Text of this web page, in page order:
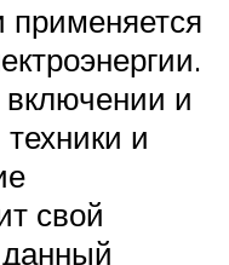
и
и
свой